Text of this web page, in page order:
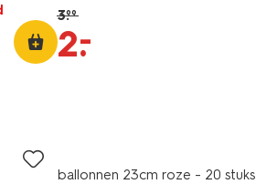
3.99
2.
–
ballonnen 23cm roze - 20 stuks